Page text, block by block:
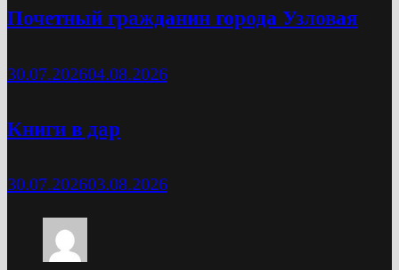
Почетный гражданин города Узловая
30.07.202604.08.2026
Книги в дар
30.07.202603.08.2026